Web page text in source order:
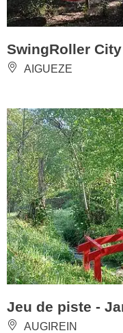
SwingRoller
AIGUEZE
Jeu de piste -
AUGIREIN